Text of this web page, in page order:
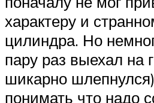
характеру и
цилиндра. Но
пару раз выехал на
шикарно
понимать что надо